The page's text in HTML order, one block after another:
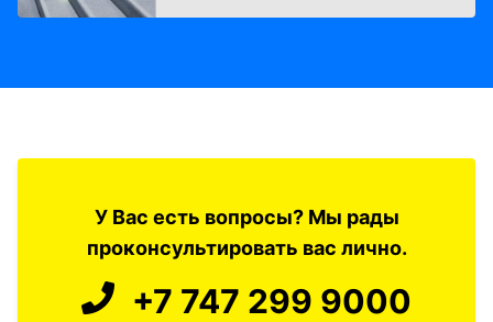
У Вас есть вопросы? Мы рады
проконсультировать вас лично.
+7 747 299 9000